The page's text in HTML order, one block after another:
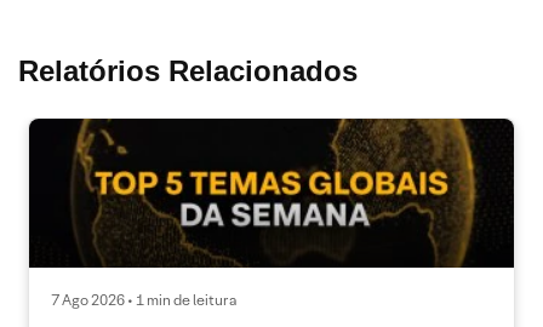
Relatórios Relacionados
7 Ago 2026 • 1 min de leitura